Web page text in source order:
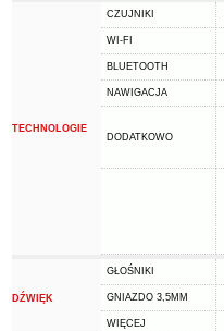
TECHNOLOGIE
CZUJNIKI
WI-FI
BLUETOOTH
NAWIGACJA
DODATKOWO
DŹWIĘK
GŁOŚNIKI
GNIAZDO 3,5MM
WIĘCEJ